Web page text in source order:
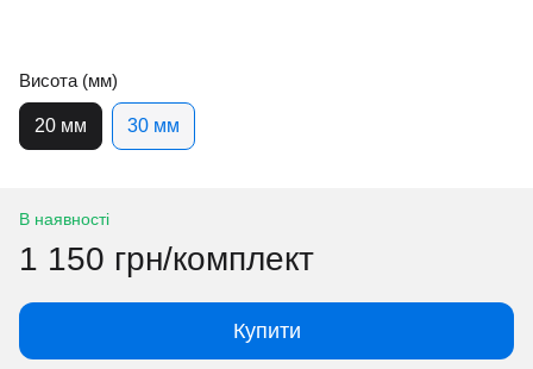
Висота (мм)
20 мм 30 мм
В наявності
1 150 грн/комплект
Купити